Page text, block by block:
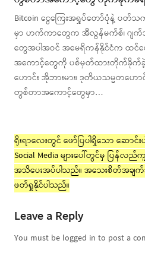
Bitcoin ငွေကြေးအရှုပ်တော်ပုံနဲ့
မှာ ဟက်ကာတွေက အီလွန်မက်စ်၊ ဂျ
တွေအပါအဝင် အမေရိကန်နိုင်ငံက ထင်ပ
အကောင့်တွေကို ပစ်မှတ်ထားတိုက်ခိုက်ခဲ့
ဟောင်း အိုဘားမား၊ ဒုတိယသမ္မတဟော
တွစ်တာအကောင့်တွေမှာ…
ရိုးရာလေးတွင် ဖော်ပြပါရှိသော ဆောင်း
Social Media များပေါ်တွင်မှ ပြန်လည်
အသိပေးအပ်ပါသည်။ အသေးစိတ်အချ
ဖတ်ရှုနိုင်ပါသည်။
Leave a Reply
You must be logged in to post a